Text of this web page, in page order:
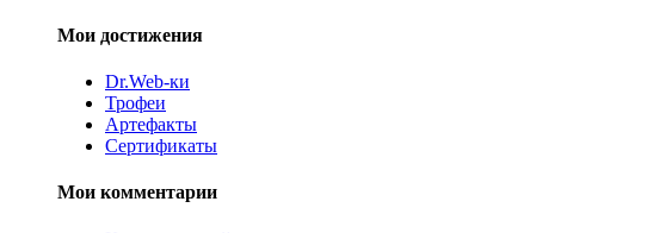
Мои достижения
Dr.Web-ки
Трофеи
Артефакты
Сертификаты
Мои комментарии